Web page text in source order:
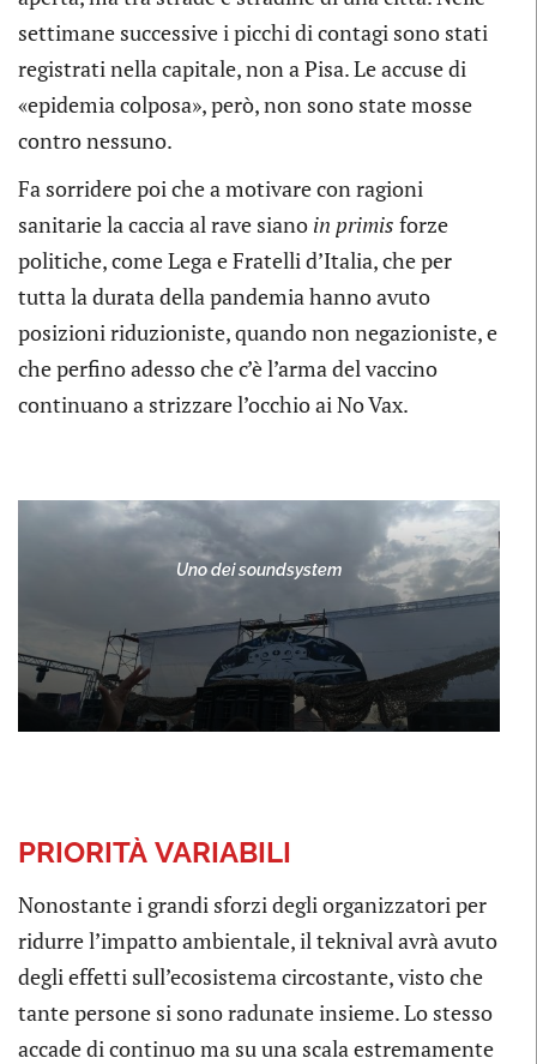
settimane successive i picchi di contagi sono stati
registrati nella capitale, non a Pisa. Le accuse di
«epidemia colposa», però, non sono state mosse
contro nessuno.
Fa sorridere poi che a motivare con ragioni
sanitarie la caccia al rave siano in primis forze
politiche, come Lega e Fratelli d’Italia, che per
tutta la durata della pandemia hanno avuto
posizioni riduzioniste, quando non negazioniste, e
che perfino adesso che c’è l’arma del vaccino
continuano a strizzare l’occhio ai No Vax.
Uno dei soundsystem
PRIORITÀ VARIABILI
Nonostante i grandi sforzi degli organizzatori per
ridurre l’impatto ambientale, il teknival avrà avuto
degli effetti sull’ecosistema circostante, visto che
tante persone si sono radunate insieme. Lo stesso
accade di continuo ma su una scala estremamente